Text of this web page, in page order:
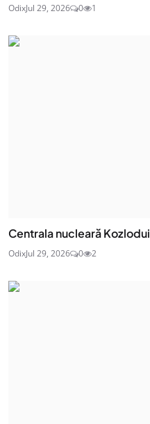
OdixJul 29, 2026 0 1
Centrala nucleară
OdixJul 29, 2026 0 2